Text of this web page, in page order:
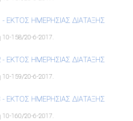
ΕΚΤΟΣ ΗΜΕΡΗΣΙΑΣ ΔΙΑΤΑΞΗΣ
158/20-6-2017.
ΕΚΤΟΣ ΗΜΕΡΗΣΙΑΣ ΔΙΑΤΑΞΗΣ
159/20-6-2017.
ΕΚΤΟΣ ΗΜΕΡΗΣΙΑΣ ΔΙΑΤΑΞΗΣ
160/20-6-2017.